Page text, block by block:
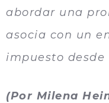
abordar una
asocia con un
impuesto desde
(Por Milena